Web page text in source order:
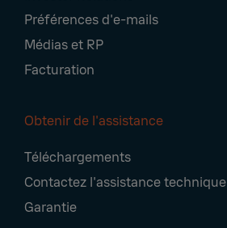
Préférences d'e-mails
Médias et RP
Facturation
Obtenir de l'assistance
Téléchargements
Contactez l'assistance technique
Garantie